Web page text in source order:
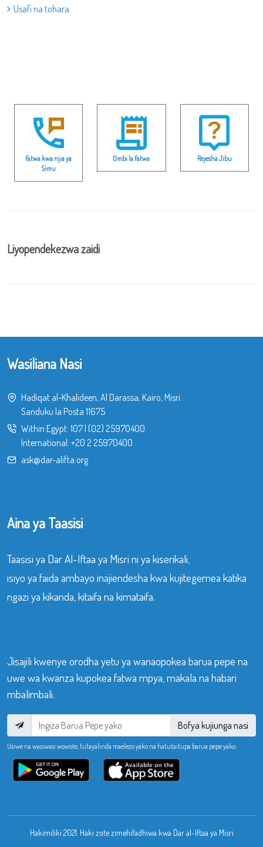
Usafi na tohara
Fatwa kwa njia ya
Simu
Ombi la Fatwa Rejesha Jibu
Liyopendekezwa zaidi
Wasiliana Nasi
Hadiqat al-Khalideen, Al Darassa, Kairo, Misri.
Sanduku la Posta 11675
Within Egypt: 107| (02) 25970400
International: +20 2 25970400
ask@dar-alifta.org
Aina ya Taasisi
Taasisi ya Dar Al-Iftaa ya Misri ni ya kiserikali,
isiyo ya faida ambayo inajiendesha kwa kujitegemea katika
ngazi ya kikanda, kitaifa na kimataifa.
Jisajili kwenye orodha yetu ya wanaopokea barua pepe na
uwe wa kwanza kupokea fatwa mpya, makala na habari
mbalimbali.
Bofya kujiunga nasi
Usiwe na wasiwasi wowote, tutayalinda maelezo yako na hatutaitupa barua pepe yako.
Hakimiliki 2021. Haki zote zimehifadhiwa kwa Dar al-Iftaa ya Misri